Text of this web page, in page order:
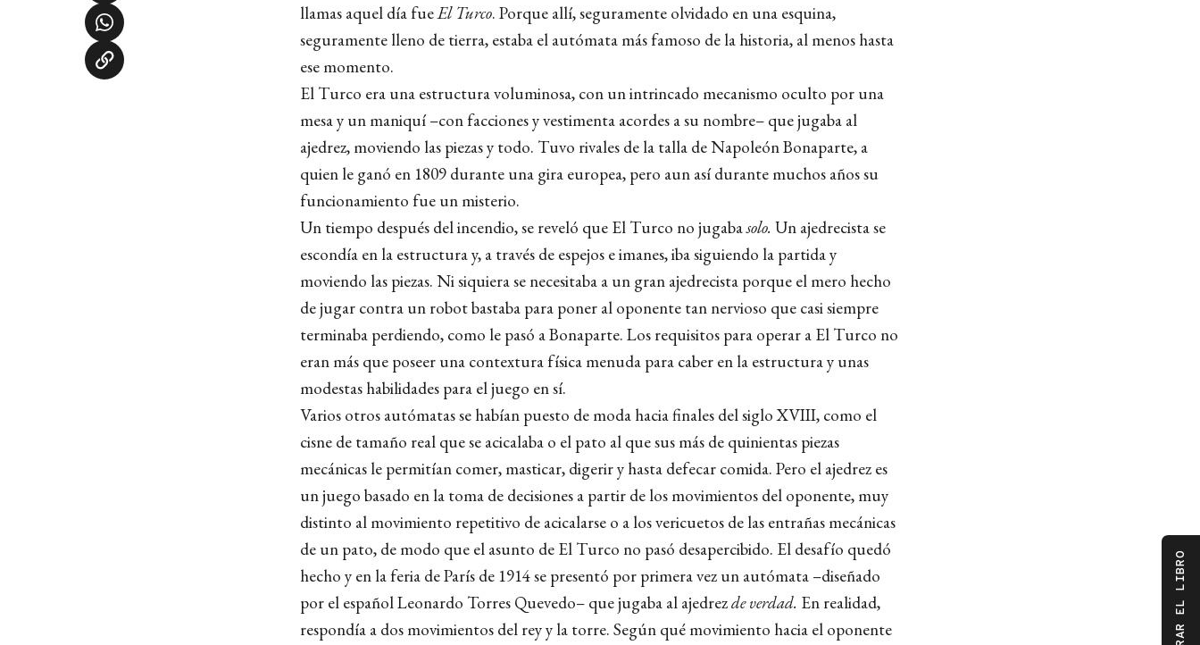
COMPRAR EL LIBRO
llamas aquel día fueEl Turco. Porque allí, seguramente olvidado en una esquina,
seguramente lleno de tierra, estaba el autómata más famoso de la historia, al menos hasta
ese momento.
El Turco era una estructura voluminosa, con un intrincado mecanismo oculto por una
mesa y un maniquí –con facciones y vestimenta acordes a su nombre– que jugaba al
ajedrez, moviendo las piezas y todo. Tuvo rivales de la talla de Napoleón Bonaparte, a
quien le ganó en 1809 durante una gira europea, pero aun así durante muchos años su
funcionamiento fue un misterio.
Un tiempo después del incendio, se reveló que El Turco no jugabasolo. Un ajedrecista se
escondía en la estructura y, a través de espejos e imanes, iba siguiendo la partida y
moviendo las piezas. Ni siquiera se necesitaba a un gran ajedrecista porque el mero hecho
de jugar contra un robot bastaba para poner al oponente tan nervioso que casi siempre
terminaba perdiendo, como le pasó a Bonaparte. Los requisitos para operar a El Turco no
eran más que poseer una contextura física menuda para caber en la estructura y unas
modestas habilidades para el juego en sí.
Varios otros autómatas se habían puesto de moda hacia finales del siglo XVIII, como el
cisne de tamaño real que se acicalaba o el pato al que sus más de quinientas piezas
mecánicas le permitían comer, masticar, digerir y hasta defecar comida. Pero el ajedrez es
un juego basado en la toma de decisiones a partir de los movimientos del oponente, muy
distinto al movimiento repetitivo de acicalarse o a los vericuetos de las entrañas mecánicas
de un pato, de modo que el asunto de El Turco no pasó desapercibido. El desafío quedó
hecho y en la feria de París de 1914 se presentó por primera vez un autómata –diseñado
por el español Leonardo Torres Quevedo– que jugaba al ajedrezde verdad. En realidad,
respondía a dos movimientos del rey y la torre. Según qué movimiento hacia el oponente